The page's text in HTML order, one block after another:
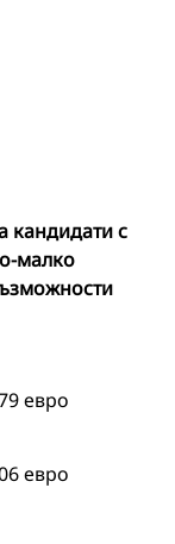
кандидати с
малко
евро
евро